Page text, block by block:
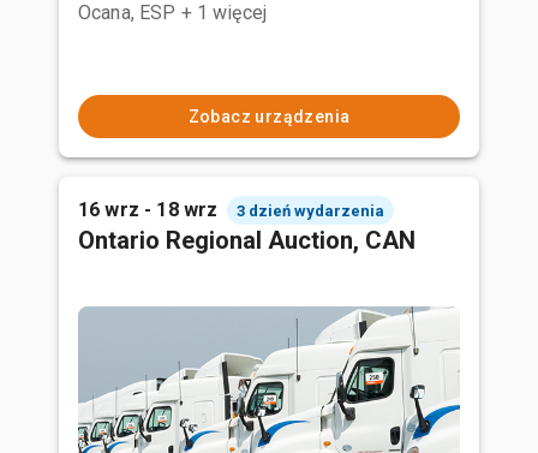
Ocana, ESP + 1 więcej
Zobacz urządzenia
16 wrz - 18 wrz 3 dzień wydarzenia
Ontario Regional Auction, CAN